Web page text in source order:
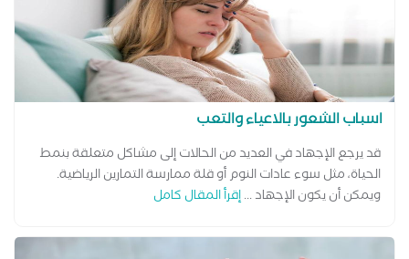
اسباب الشعور بالاعياء والتعب
قد يرجع الإجهاد في العديد من الحالات إلى مشاكل متعلقة بنمط
الحياة، مثل سوء عادات النوم أو قلة ممارسة التمارين الرياضية.
ويمكن أن يكون الإجهاد ...إقرأ المقال كامل